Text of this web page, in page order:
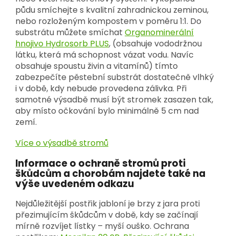
půdu smíchejte s kvalitní zahradnickou zeminou,
nebo rozloženým kompostem v poměru 1:1. Do
substrátu můžete smíchat Organominerální
hnojivo Hydrosorb PLUS, (obsahuje vododržnou
látku, která má schopnost vázat vodu. Navíc
obsahuje spoustu živin a vitamínů) tímto
zabezpečíte pěstební substrát dostatečně vlhký
i v době, kdy nebude provedena zálivka. Při
samotné výsadbě musí být stromek zasazen tak,
aby místo očkování bylo minimálně 5 cm nad
zemí.
Více o výsadbě stromů
Informace o ochraně stromů proti
škůdcům a chorobám najdete také na
výše uvedeném odkazu
Nejdůležitější postřik jabloní je brzy z jara proti
přezimujícím škůdcům v době, kdy se začínají
mírně rozvíjet lístky – myší ouško. Ochrana